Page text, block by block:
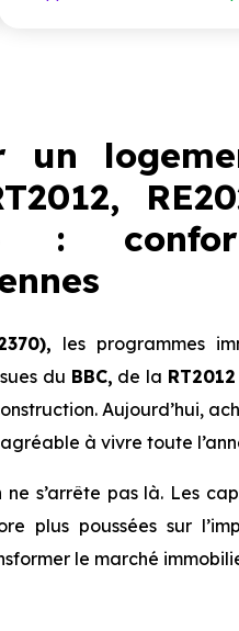
un
:
les programmes
du BBC, de la RT2012
Aujourd’hui,
à vivre toute
s’arrête pas là. Les
plus poussées sur
le marché